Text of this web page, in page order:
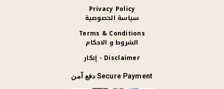
Privacy Policy
سياسة الخصوصية
Terms & Conditions
الشروط و الاحكام
Disclaimer - إنكار
Secure Payment دفع آمن